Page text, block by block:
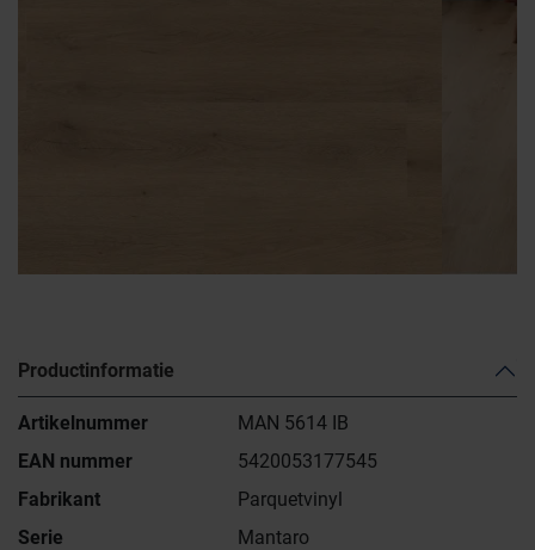
Productinformatie
Artikelnummer
MAN 5614 IB
EAN nummer
5420053177545
Fabrikant
Parquetvinyl
Serie
Mantaro